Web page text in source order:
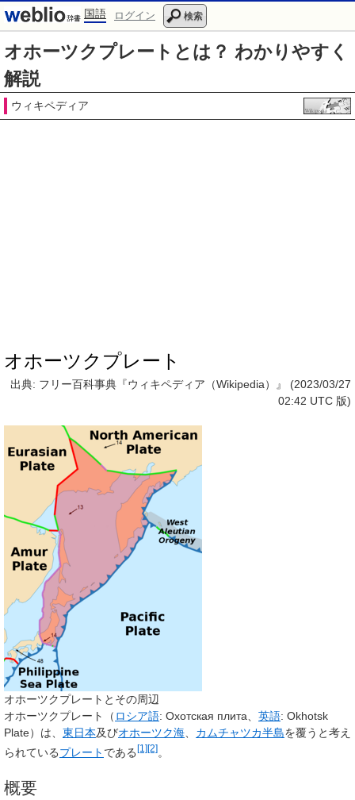
国語 ログイン 検索
オホーツクプレートとは？ わかりやすく
解説
ウィキペディア
オホーツクプレート
出典: フリー百科事典『ウィキペディア（Wikipedia）』 (2023/03/27
02:42 UTC 版)
オホーツクプレートとその周辺
オホーツクプレート
（ ロシア語: Охотская плита 英語: Okhotsk
Plate）は、 東日本及びオホーツク海 カムチャツカ半島を覆うと考え
られているプレート である[1][2]。
概要